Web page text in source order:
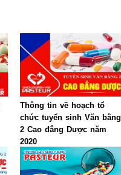
Thông tin về hoạch tổ
chức tuyển sinh Văn bằng
2 Cao đẳng Dược năm
2020